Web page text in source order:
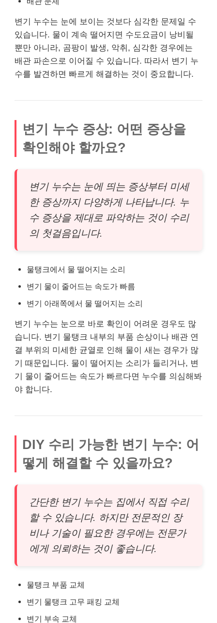
변기 누수는 눈에 보이는 것보다 심각한 문제일 수
있습니다. 물이 계속 떨어지면 수도요금이 낭비될
뿐만 아니라, 곰팡이 발생, 악취, 심각한 경우에는
배관 파손으로 이어질 수 있습니다. 따라서 변기 누
수를 발견하면 빠르게 해결하는 것이 중요합니다.
변기 누수 증상: 어떤 증상을
확인해야 할까요?
변기 누수는 눈에 띄는 증상부터 미세
한 증상까지 다양하게 나타납니다. 누
수 증상을 제대로 파악하는 것이 수리
의 첫걸음입니다.
물탱크에서 물 떨어지는 소리
변기 물이 줄어드는 속도가 빠름
변기 아래쪽에서 물 떨어지는 소리
변기 누수는 눈으로 바로 확인이 어려운 경우도 많
습니다. 변기 물탱크 내부의 부품 손상이나 배관 연
결 부위의 미세한 균열로 인해 물이 새는 경우가 많
기 때문입니다. 물이 떨어지는 소리가 들리거나, 변
기 물이 줄어드는 속도가 빠르다면 누수를 의심해봐
야 합니다.
DIY 수리 가능한 변기 누수: 어
떻게 해결할 수 있을까요?
간단한 변기 누수는 집에서 직접 수리
할 수 있습니다. 하지만 전문적인 장
비나 기술이 필요한 경우에는 전문가
에게 의뢰하는 것이 좋습니다.
물탱크 부품 교체
변기 물탱크 고무 패킹 교체
변기 부속 교체